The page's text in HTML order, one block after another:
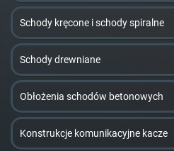
Schody kręcone i schody spiralne
Schody drewniane
Obłożenia schodów betonowych
Konstrukcje komunikacyjne kacze